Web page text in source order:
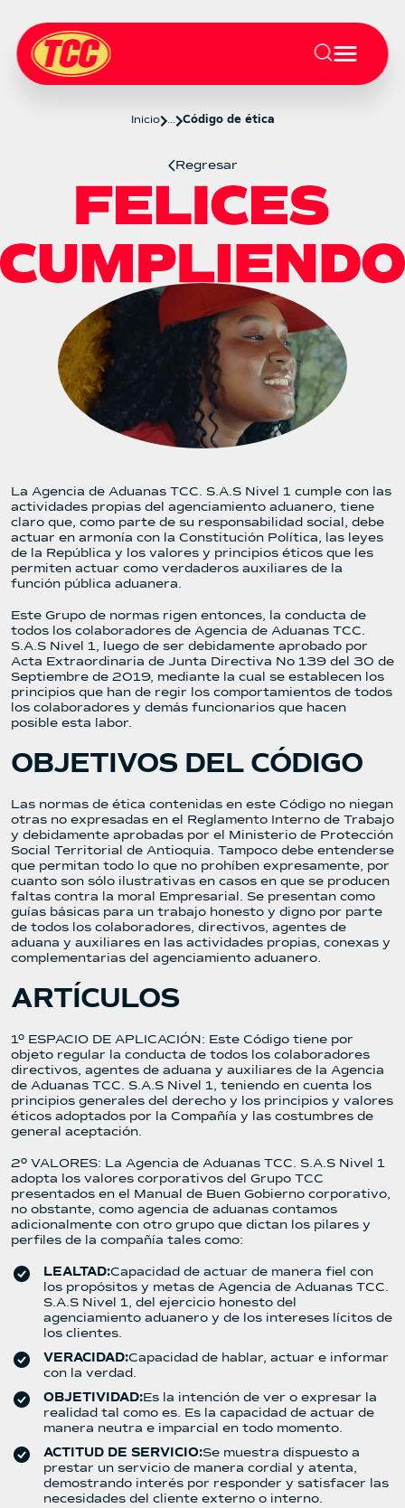
Inicio ... Código de ética
Regresar
Reglamento código de ética
La Agencia de Aduanas TCC. S.A.S Nivel 1 cumple con las
actividades propias del agenciamiento aduanero, tiene
claro que, como parte de su responsabilidad social, debe
actuar en armonía con la Constitución Política, las leyes
de la República y los valores y principios éticos que les
permiten actuar como verdaderos auxiliares de la
función pública aduanera.
Este Grupo de normas rigen entonces, la conducta de
todos los colaboradores de Agencia de Aduanas TCC.
S.A.S Nivel 1, luego de ser debidamente aprobado por
Acta Extraordinaria de Junta Directiva No 139 del 30 de
Septiembre de 2019, mediante la cual se establecen los
principios que han de regir los comportamientos de todos
los colaboradores y demás funcionarios que hacen
posible esta labor.
OBJETIVOS DEL CÓDIGO
Las normas de ética contenidas en este Código no niegan
otras no expresadas en el Reglamento Interno de Trabajo
y debidamente aprobadas por el Ministerio de Protección
Social Territorial de Antioquia. Tampoco debe entenderse
que permitan todo lo que no prohíben expresamente, por
cuanto son sólo ilustrativas en casos en que se producen
faltas contra la moral Empresarial. Se presentan como
guías básicas para un trabajo honesto y digno por parte
de todos los colaboradores, directivos, agentes de
aduana y auxiliares en las actividades propias, conexas y
complementarias del agenciamiento aduanero.
ARTÍCULOS
1º ESPACIO DE APLICACIÓN: Este Código tiene por
objeto regular la conducta de todos los colaboradores
directivos, agentes de aduana y auxiliares de la Agencia
de Aduanas TCC. S.A.S Nivel 1, teniendo en cuenta los
principios generales del derecho y los principios y valores
éticos adoptados por la Compañía y las costumbres de
general aceptación.
2º VALORES: La Agencia de Aduanas TCC. S.A.S Nivel 1
adopta los valores corporativos del Grupo TCC
presentados en el Manual de Buen Gobierno corporativo,
no obstante, como agencia de aduanas contamos
adicionalmente con otro grupo que dictan los pilares y
perfiles de la compañía tales como:
LEALTAD:Capacidad de actuar de manera fiel con
los propósitos y metas de Agencia de Aduanas TCC.
S.A.S Nivel 1, del ejercicio honesto del
agenciamiento aduanero y de los intereses lícitos de
los clientes.
VERACIDAD:Capacidad de hablar, actuar e informar
con la verdad.
OBJETIVIDAD:Es la intención de ver o expresar la
realidad tal como es. Es la capacidad de actuar de
manera neutra e imparcial en todo momento.
ACTITUD DE SERVICIO:Se muestra dispuesto a
prestar un servicio de manera cordial y atenta,
demostrando interés por responder y satisfacer las
necesidades del cliente externo o interno.